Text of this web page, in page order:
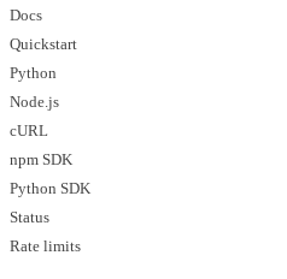
Docs
Quickstart
Python
Node.js
cURL
npm SDK
Python SDK
Status
Rate limits